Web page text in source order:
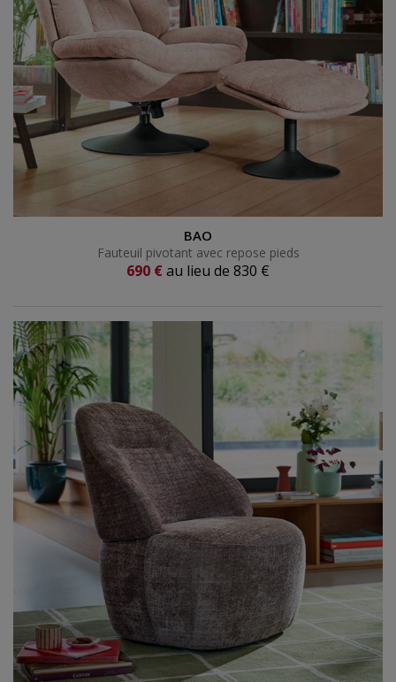
Fauteuil pivotant avec repose pieds
BAO
Fauteuil pivotant avec repose pieds
690 € au lieu de 830 €